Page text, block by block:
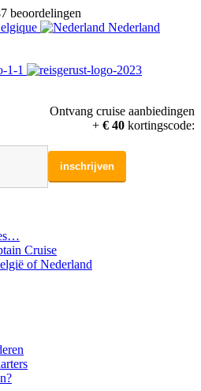
beoordelingen
Nederland
Ontvang cruise aanbiedingen
+ € 40 kortingscode:
Cruise
of Nederland